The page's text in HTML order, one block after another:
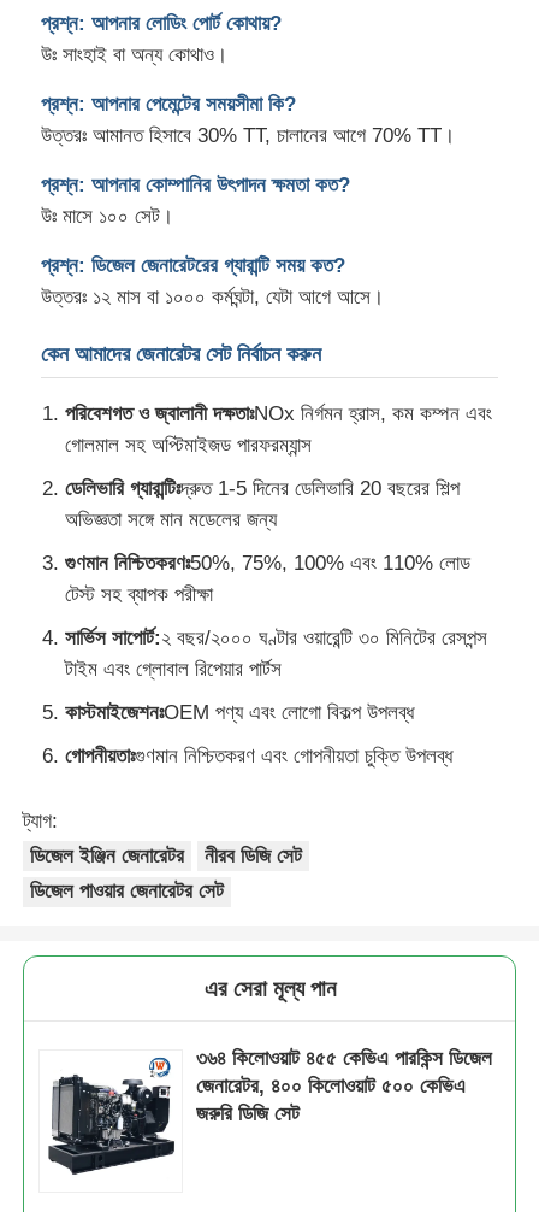
প্রশ্ন: আপনার লোডিং পোর্ট কোথায়?
উঃ সাংহাই বা অন্য কোথাও।
প্রশ্ন: আপনার পেমেন্টের সময়সীমা কি?
উত্তরঃ আমানত হিসাবে 30% TT, চালানের আগে 70% TT।
প্রশ্ন: আপনার কোম্পানির উৎপাদন ক্ষমতা কত?
উঃ মাসে ১০০ সেট।
প্রশ্ন: ডিজেল জেনারেটরের গ্যারান্টি সময় কত?
উত্তরঃ ১২ মাস বা ১০০০ কর্মঘন্টা, যেটা আগে আসে।
কেন আমাদের জেনারেটর সেট নির্বাচন করুন
পরিবেশগত ও জ্বালানী দক্ষতাঃNOx নির্গমন হ্রাস, কম কম্পন এবং
গোলমাল সহ অপ্টিমাইজড পারফরম্যান্স
ডেলিভারি গ্যারান্টিঃদ্রুত 1-5 দিনের ডেলিভারি 20 বছরের শিল্প
অভিজ্ঞতা সঙ্গে মান মডেলের জন্য
গুণমান নিশ্চিতকরণঃ50%, 75%, 100% এবং 110% লোড
টেস্ট সহ ব্যাপক পরীক্ষা
সার্ভিস সাপোর্ট:২ বছর/২০০০ ঘণ্টার ওয়ারেন্টি ৩০ মিনিটের রেসপন্স
টাইম এবং গ্লোবাল রিপেয়ার পার্টস
কাস্টমাইজেশনঃOEM পণ্য এবং লোগো বিকল্প উপলব্ধ
গোপনীয়তাঃগুণমান নিশ্চিতকরণ এবং গোপনীয়তা চুক্তি উপলব্ধ
ট্যাগ:
ডিজেল ইঞ্জিন জেনারেটর
নীরব ডিজি সেট
ডিজেল পাওয়ার জেনারেটর সেট
এর সেরা মূল্য পান
৩৬৪ কিলোওয়াট ৪৫৫ কেভিএ পারকিন্স ডিজেল
জেনারেটর, ৪০০ কিলোওয়াট ৫০০ কেভিএ
জরুরি ডিজি সেট